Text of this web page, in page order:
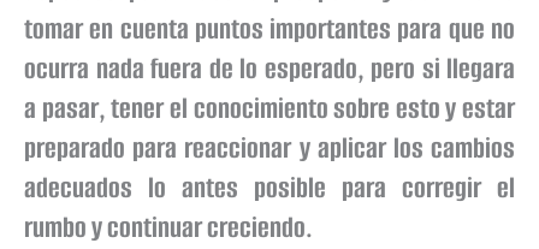
tomar en cuenta puntos importantes para que no
ocurra nada fuera de lo esperado, pero si llegara
a pasar, tener el conocimiento sobre esto y estar
preparado para reaccionar y aplicar los cambios
adecuados lo antes posible para corregir el
rumbo y continuar creciendo.